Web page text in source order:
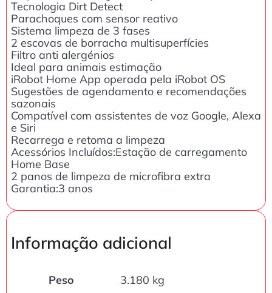
Tecnologia Dirt Detect
Parachoques com sensor reativo
Sistema limpeza de 3 fases
2 escovas de borracha multisuperfícies
Filtro anti alergénios
Ideal para animais estimação
iRobot Home App operada pela iRobot OS
Sugestões de agendamento e recomendações
sazonais
Compatível com assistentes de voz Google, Alexa
e Siri
Recarrega e retoma a limpeza
Acessórios Incluídos:Estação de carregamento
Home Base
2 panos de limpeza de microfibra extra
Garantia:3 anos
Informação adicional
Peso
3.180 kg